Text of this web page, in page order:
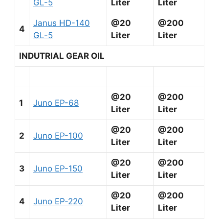
GL-5
Liter
Liter
4
Janus HD-140
GL-5
@20
Liter
@200
Liter
INDUTRIAL GEAR OIL
1 Juno EP-68
@20
Liter
@200
Liter
2 Juno EP-100
@20
Liter
@200
Liter
3 Juno EP-150
@20
Liter
@200
Liter
4 Juno EP-220
@20
Liter
@200
Liter